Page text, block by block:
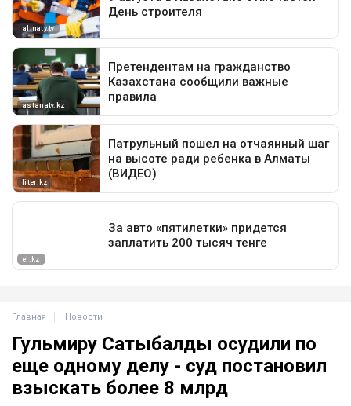
Главная Новости
Гульмиру Сатыбалды осудили по
еще одному делу - суд постановил
взыскать более 8 млрд